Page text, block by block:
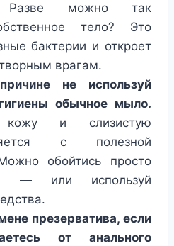
Разве можно так
тело? Это
бактерии и откроет
врагам.
не используй
обычное мыло.
и слизистую
с полезной
обойтись просто
— или используй
презерватива, если
от анального